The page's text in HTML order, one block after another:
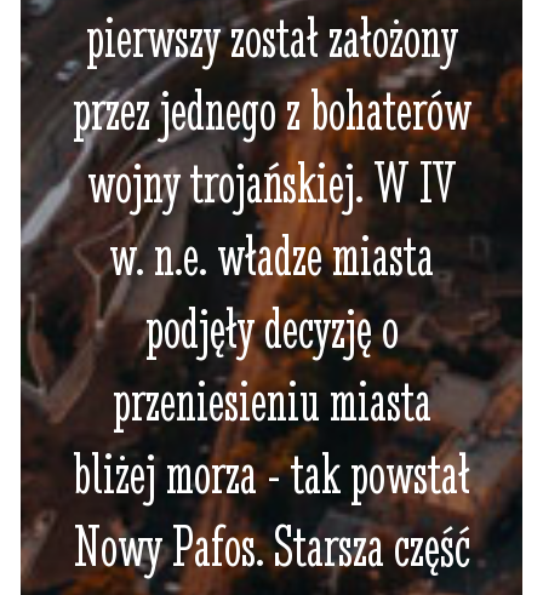
pierwszy został założony
przez jednego z bohaterów
wojny trojańskiej. W IV
w. n.e. władze miasta
podjęły decyzję o
przeniesieniu miasta
bliżej morza - tak powstał
Nowy Pafos. Starsza część